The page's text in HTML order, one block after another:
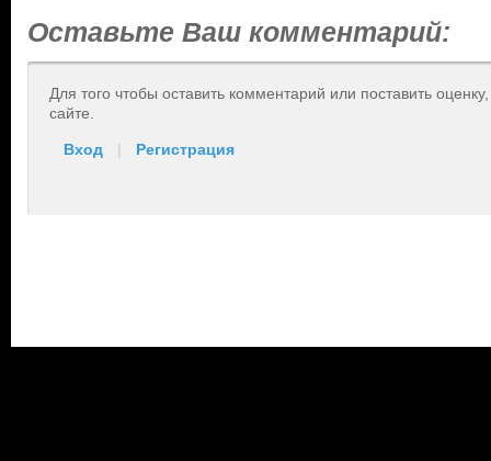
Оставьте Ваш комментарий:
Для того чтобы оставить комментарий или поставить
сайте.
Вход | Регистрация